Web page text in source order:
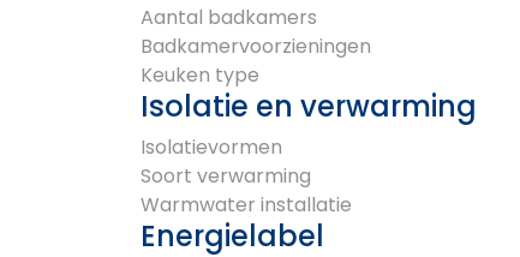
Aantal badkamers
Badkamervoorzieningen
Keuken type
Isolatie en verwarming
Isolatievormen
Soort verwarming
Warmwater installatie
Energielabel